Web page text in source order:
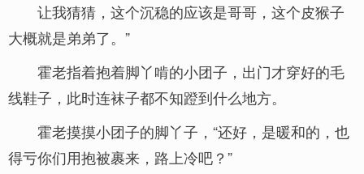
让我猜猜，这个沉稳的应该是哥哥，这个皮猴子
大概就是弟弟了。”
霍老指着抱着脚丫啃的小团子，出门才穿好的毛
线鞋子，此时连袜子都不知蹬到什么地方。
霍老摸摸小团子的脚丫子，“还好，是暖和的，也
得亏你们用抱被裹来，路上冷吧？”